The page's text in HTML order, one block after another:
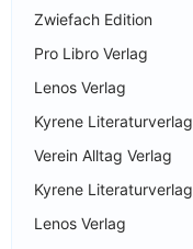
Zwiefach Edition
Pro Libro Verlag
Lenos Verlag
Kyrene Literaturverlag
Verein Alltag Verlag
Kyrene Literaturverlag
Lenos Verlag